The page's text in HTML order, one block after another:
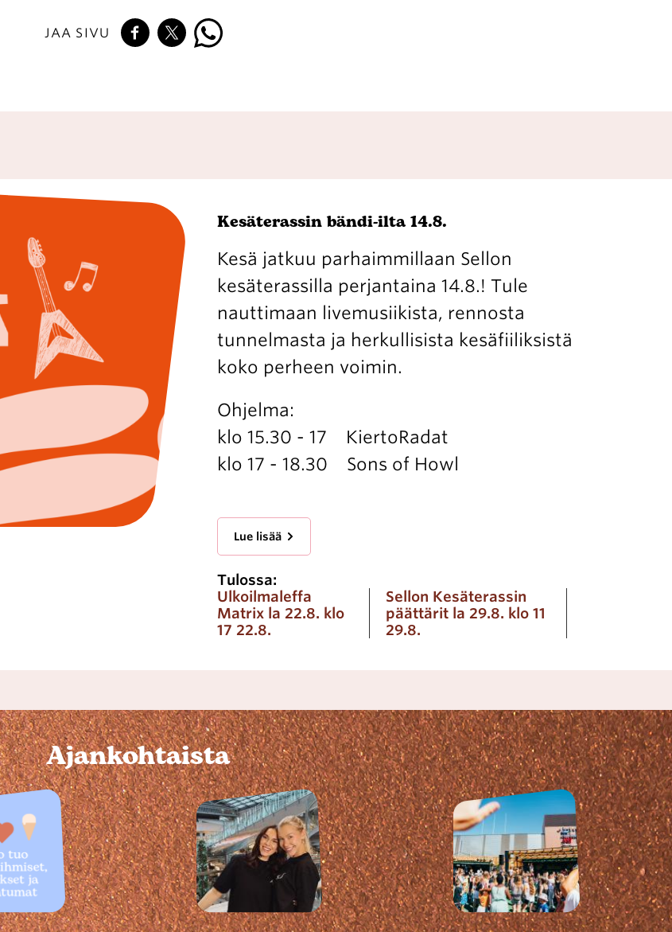
JAA SIVU
Kesäterassin bändi-ilta 14.8.
Kesä jatkuu parhaimmillaan Sellon
kesäterassilla perjantaina 14.8.! Tule
nauttimaan livemusiikista, rennosta
tunnelmasta ja herkullisista kesäfiiliksistä
koko perheen voimin.
Ohjelma:
klo 15.30 - 17 KiertoRadat
klo 17 - 18.30 Sons of Howl
Lue lisää
Tulossa:
Ulkoilmaleffa
Matrix la 22.8. klo
17 22.8.
Sellon Kesäterassin
päättärit la 29.8. klo 11
29.8.
Ajankohtaista